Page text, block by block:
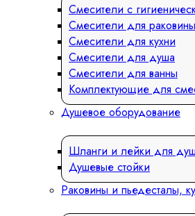
Смесители с
Смесители для раковины
Смесители для кухни
Смесители для душа
Смесители для ванны
Комплектующие для
Душевое оборудование
Шланги и лейки для
Душевые стойки
Раковины и пьедесталы,